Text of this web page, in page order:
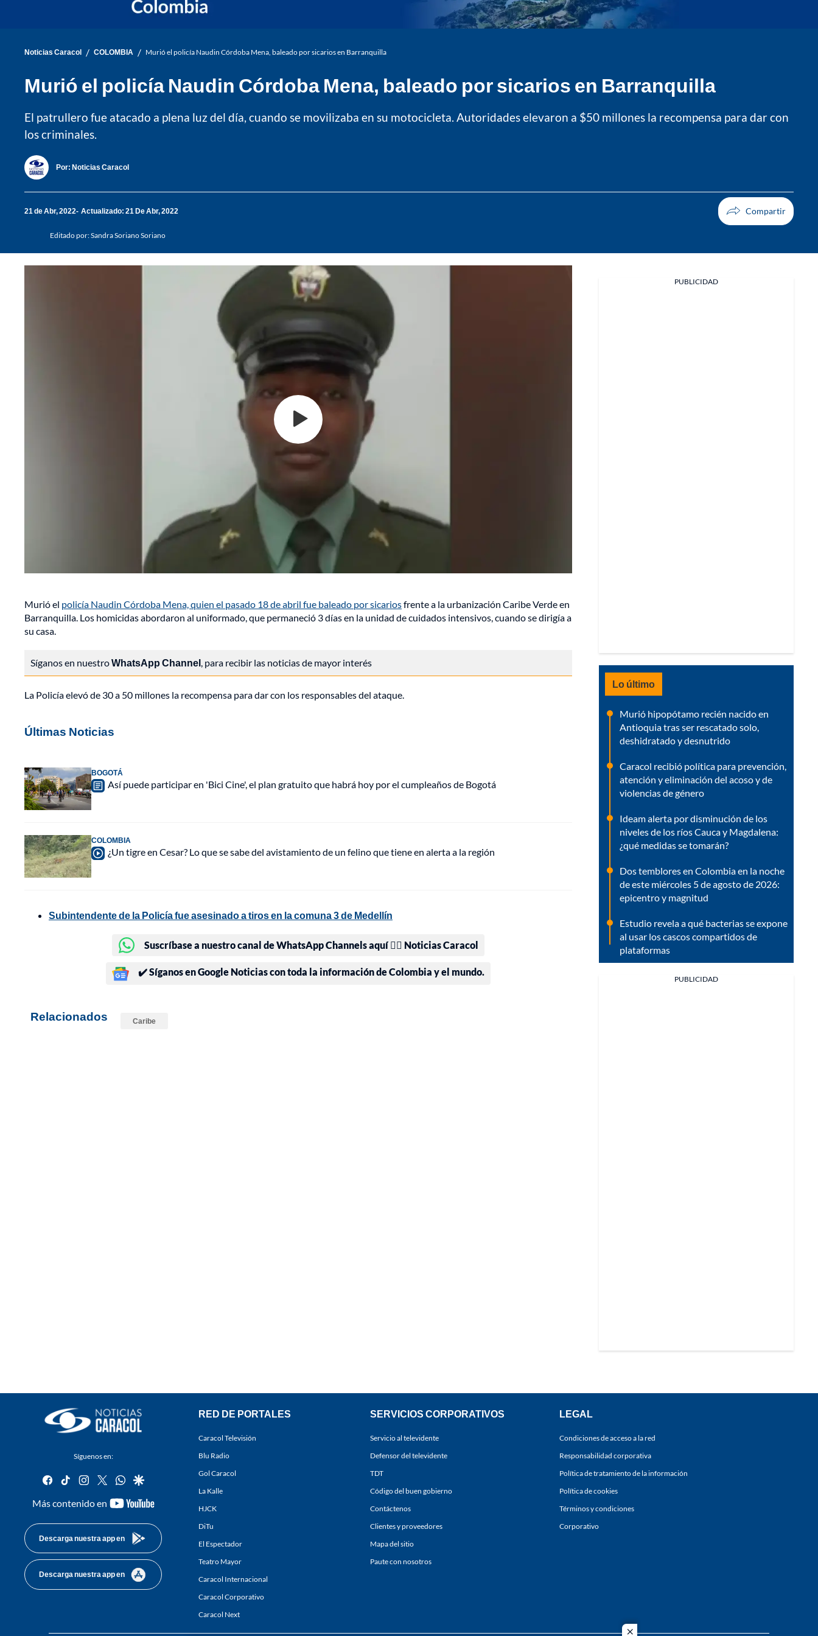
Noticias Caracol / COLOMBIA / Murió el policía Naudin Córdoba Mena, baleado por sicarios en Barranquilla
Murió el policía Naudin Córdoba Mena, baleado por sicarios en Barranquilla
El patrullero fue atacado a plena luz del día, cuando se movilizaba en su motocicleta. Autoridades elevaron a $50 millones la recompensa para dar con
los criminales.
Por: Noticias Caracol
21 de Abr, 2022 Actualizado: 21 De Abr, 2022
Editado por:Sandra Soriano Soriano
Murió el policía Naudin Córdoba Mena, quien el pasado 18 de abril fue baleado por sicariosfrente a la urbanización Caribe Verde en
Barranquilla. Los homicidas abordaron al uniformado, que permaneció 3 días en la unidad de cuidados intensivos, cuando se dirigía a
su casa.
Síganos en nuestroWhatsApp Channel, para recibir las noticias de mayor interés
La Policía elevó de 30 a 50 millones la recompensa para dar con los responsables del ataque.
Últimas Noticias
BOGOTÁ
Así puede participar en 'Bici Cine', el plan gratuito que habrá hoy por el cumpleaños de Bogotá
COLOMBIA
¿Un tigre en Cesar? Lo que se sabe del avistamiento de un felino que tiene en alerta a la región
Subintendente de la Policía fue asesinado a tiros en la comuna 3 de Medellín
Suscríbase a nuestro canal de WhatsApp Channels aquí 👉🏻 Noticias Caracol
✔️ Síganos en Google Noticias con toda la información de Colombia y el mundo.
Relacionados Caribe
PUBLICIDAD
Lo último
Murió hipopótamo recién nacido en
Antioquia tras ser rescatado solo,
deshidratado y desnutrido
Caracol recibió política para prevención,
atención y eliminación del acoso y de
violencias de género
Ideam alerta por disminución de los
niveles de los ríos Cauca y Magdalena:
¿qué medidas se tomarán?
Dos temblores en Colombia en la noche
de este miércoles 5 de agosto de 2026:
epicentro y magnitud
Estudio revela a qué bacterias se expone
al usar los cascos compartidos de
plataformas
PUBLICIDAD
Síguenos en:
facebook
tiktok instagram
twitterwhatsapp
google
Más contenido en
youtube-
Descarga nuestra app en
Descarga nuestra app en
RED DE PORTALES
Caracol Televisión
Blu Radio
Gol Caracol
La Kalle
HJCK
DiTu
El Espectador
Teatro Mayor
Caracol Internacional
Caracol Corporativo
Caracol Next
SERVICIOS CORPORATIVOS
Servicio al televidente
Defensor del televidente
TDT
Código del buen gobierno
Contáctenos
Clientes y proveedores
Mapa del sitio
Paute con nosotros
LEGAL
Condiciones de acceso a la red
Responsabilidad corporativa
Política de tratamiento de la información
Política de cookies
Términos y condiciones
Corporativo